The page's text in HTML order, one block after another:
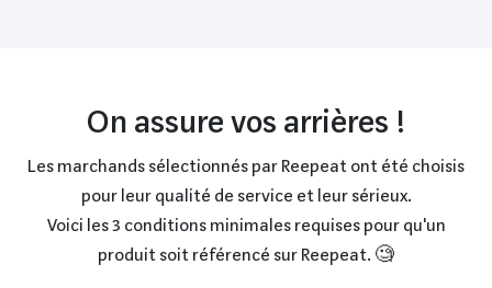
On assure vos arrières !
Les marchands sélectionnés par Reepeat ont été choisis
pour leur qualité de service et leur sérieux.
Voici les 3 conditions minimales requises pour qu'un
produit soit référencé sur Reepeat. 🧐